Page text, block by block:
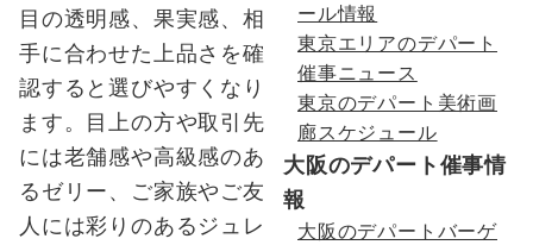
目の透明感、果実感、相
手に合わせた上品さを確
認すると選びやすくなり
ます。目上の方や取引先
には老舗感や高級感のあ
るゼリー、ご家族やご友
人には彩りのあるジュレ
ール情報
東京エリアのデパート
催事ニュース
東京のデパート美術画
廊スケジュール
大阪のデパート催事情
報
大阪のデパートバーゲ